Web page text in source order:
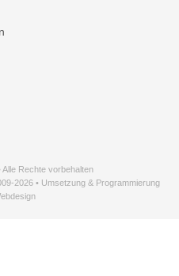
Rechte vorbehalten
2026 • Umsetzung & Programmierung